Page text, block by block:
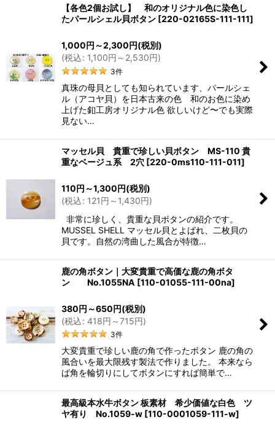
【各色2個お試し】 和のオリジナル色に染色し
たパールシェル貝ボタン [220-02165S-111-111]
1,000円 ～2,300円(税別)
(税込: 1,100円 ～2,530円)
3件
真珠の母貝としても知られています、パールシェ
ル（アコヤ貝）を日本古来の色 和のお色に染め
上げた釦工房オリジナル色 欲しいけど〜でも実際
見ない…
マッセル貝 貴重で珍しい貝ボタン MS-110 貴
重なベージュ系 2穴 [220-0ms110-111-011]
110円 ～1,300円(税別)
(税込: 121円 ～1,430円)
非常に珍しく、貴重な貝ボタンの紹介です。
MUSSEL SHELL マッセル貝とよばれ、二枚貝の
貝です。自然の湾曲した風合が特徴…
鹿の角ボタン｜大変貴重で高価な鹿の角ボタ
ン No.1055NA [110-01055-111-00na]
380円 ～650円(税別)
(税込: 418円 ～715円)
3件
大変貴重で珍しい鹿の角で作ったボタン 鹿の角の
風合いを最大限残す製法で作りました。 本来なら
ば角を輪切りにしてボタンにすれば簡単で…
最高級本水牛ボタン 板素材 希少価値な白色 ツ
ヤ有り No.1059-w [110-0001059-111-w]